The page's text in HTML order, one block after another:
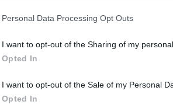
Personal Data Processing Opt Outs
I want to opt-out of the Sharing of my personal
Opted In
I want to opt-out of the Sale of my Personal
Opted In